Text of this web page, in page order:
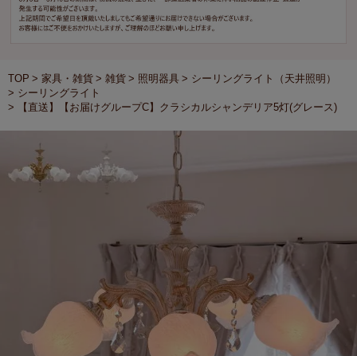
TOP 家具・雑貨 雑貨 照明器具
シーリングライト（天井照明）
シーリングライト
【直送】【お届けグループC】クラシカルシャンデリア5灯(グレース)